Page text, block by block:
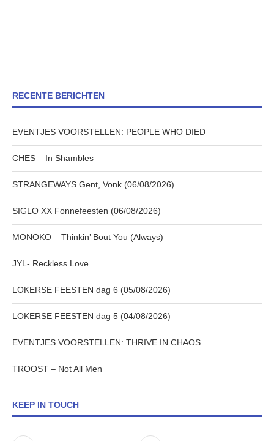
RECENTE BERICHTEN
EVENTJES VOORSTELLEN: PEOPLE WHO DIED
CHES – In Shambles
STRANGEWAYS Gent, Vonk (06/08/2026)
SIGLO XX Fonnefeesten (06/08/2026)
MONOKO – Thinkin’ Bout You (Always)
JYL- Reckless Love
LOKERSE FEESTEN dag 6 (05/08/2026)
LOKERSE FEESTEN dag 5 (04/08/2026)
EVENTJES VOORSTELLEN: THRIVE IN CHAOS
TROOST – Not All Men
KEEP IN TOUCH